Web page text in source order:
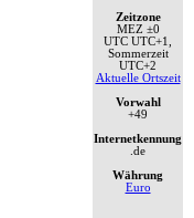
Zeitzone
MEZ ±0
UTC UTC+1,
Sommerzeit
UTC+2
Aktuelle Ortszeit
Vorwahl
+49
Internetkennung
.de
Währung
Euro